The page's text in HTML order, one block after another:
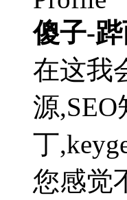
傻子-
在这我
源
丁
您感觉